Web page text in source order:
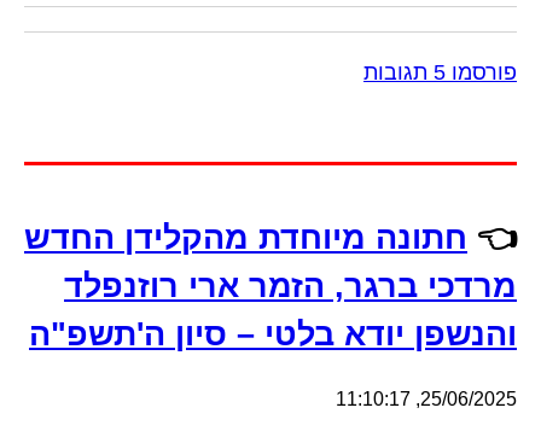
פורסמו 5 תגובות
👈 חתונה מיוחדת מהקלידן החדש
מרדכי ברגר, הזמר ארי רוזנפלד
והנשפן יודא בלטי – סיון ה'תשפ"ה
25/06/2025, 11:10:17